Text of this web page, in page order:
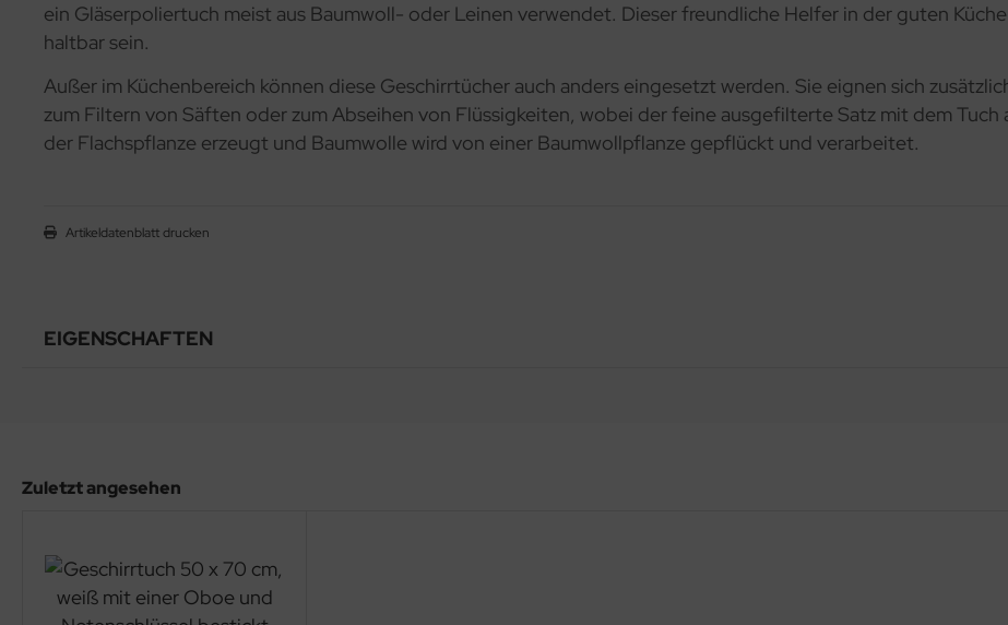
ein Gläserpoliertuch meist aus Baumwoll- oder Leinen verwendet. Dieser freundliche Helfer in der guten
haltbar sein.
Außer im Küchenbereich können diese Geschirrtücher auch anders eingesetzt werden. Sie eignen sich
zum Filtern von Säften oder zum Abseihen von Flüssigkeiten, wobei der feine ausgefilterte Satz mit dem
der Flachspflanze erzeugt und Baumwolle wird von einer Baumwollpflanze gepflückt und verarbeitet.
Artikeldatenblatt drucken
EIGENSCHAFTEN
Zuletzt angesehen